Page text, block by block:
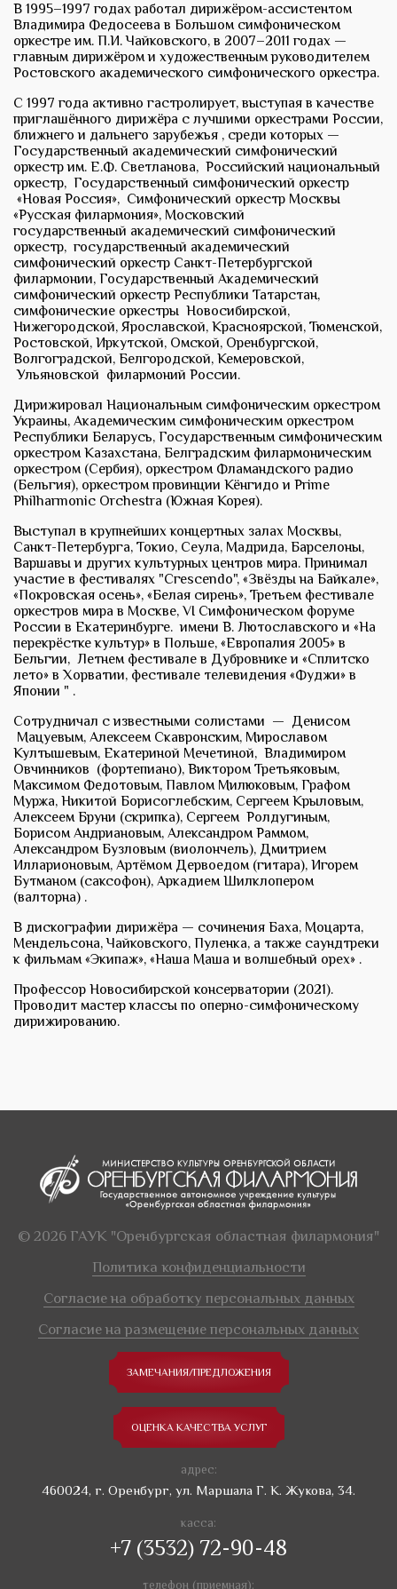
В 1995–1997 годах работал дирижёром-ассистентом
Владимира Федосеева в Большом симфоническом
оркестре им. П.И. Чайковского, в 2007–2011 годах —
главным дирижёром и художественным руководителем
Ростовского академического симфонического оркестра.
С 1997 года активно гастролирует, выступая в качестве
приглашённого дирижёра с лучшими оркестрами России,
ближнего и дальнего зарубежья , среди которых —
Государственный академический симфонический
оркестр им. Е.Ф. Светланова, Российский национальный
оркестр, Государственный симфонический оркестр
«Новая Россия», Симфонический оркестр Москвы
«Русская филармония», Московский
государственный академический симфонический
оркестр, государственный академический
симфонический оркестр Санкт-Петербургской
филармонии, Государственный Академический
симфонический оркестр Республики Татарстан,
симфонические оркестры Новосибирской,
Нижегородской, Ярославской, Красноярской, Тюменской,
Ростовской, Иркутской, Омской, Оренбургской,
Волгоградской, Белгородской, Кемеровской,
Ульяновской филармоний России.
Дирижировал Национальным симфоническим оркестром
Украины, Академическим симфоническим оркестром
Республики Беларусь, Государственным симфоническим
оркестром Казахстана, Белградским филармоническим
оркестром (Сербия), оркестром Фламандского радио
(Бельгия), оркестром провинции Кёнгидо и Prime
Philharmonic Orchestra (Южная Корея).
Выступал в крупнейших концертных залах Москвы,
Санкт-Петербурга, Токио, Сеула, Мадрида, Барселоны,
Варшавы и других культурных центров мира. Принимал
участие в фестивалях "Сгеsсеndo", «Звёзды на Байкале»,
«Покровская осень», «Белая сирень», Третьем фестивале
оркестров мира в Москве, VI Симфоническом форуме
России в Екатеринбурге. имени В. Лютославского и «На
перекрёстке культур» в Польше, «Европалия 2005» в
Бельгии, Летнем фестивале в Дубровнике и «Сплитско
лето» в Хорватии, фестивале телевидения «Фуджи» в
Японии " .
Сотрудничал с известными солистами — Денисом
Мацуевым, Алексеем Скавронским, Мирославом
Култышевым, Екатериной Мечетиной, Владимиром
Овчинников (фортепиано), Виктором Третьяковым,
Максимом Федотовым, Павлом Милюковым, Графом
Муржа, Никитой Борисоглебским, Сергеем Крыловым,
Алексеем Бруни (скрипка), Сергеем Ролдугиным,
Борисом Андриановым, Александром Раммом,
Александром Бузловым (виолончель), Дмитрием
Илларионовым, Артёмом Дервоедом (гитара), Игорем
Бутманом (саксофон), Аркадием Шилклопером
(валторна) .
В дискографии дирижёра — сочинения Баха, Моцарта,
Мендельсона, Чайковского, Пуленка, а также саундтреки
к фильмам «Экипаж», «Наша Маша и волшебный орех» .
Профессор Новосибирской консерватории (2021).
Проводит мастер классы по оперно-симфоническому
дирижированию.
© 2026 ГАУК "Оренбургская областная филармония"
Политика конфиденциальности
Согласие на обработку персональных данных
Согласие на размещение персональных данных
ЗАМЕЧАНИЯ/ПРЕДЛОЖЕНИЯ
ОЦЕНКА КАЧЕСТВА УСЛУГ
адрес:
460024, г. Оренбург, ул. Маршала Г. К. Жукова, 34.
касса:
+7 (3532) 72-90-48
телефон (приемная):